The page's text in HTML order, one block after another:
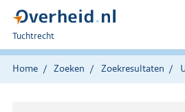
U
bent
hier:
Tuchtrecht
Home Zoeken Zoekresultaten